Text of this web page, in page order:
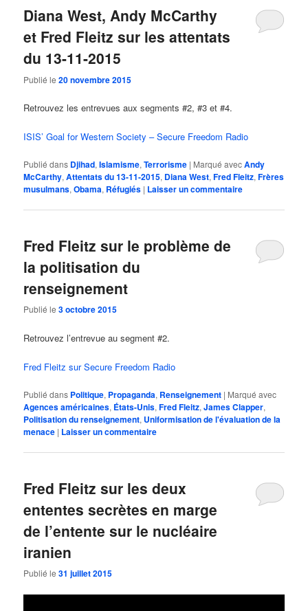
Diana West, Andy McCarthy
et Fred Fleitz sur les attentats
du 13-11-2015
Publié le20 novembre 2015
Retrouvez les entrevues aux segments #2, #3 et #4.
ISIS’ Goal for Western Society – Secure Freedom Radio
Publié dans Djihad,Islamisme,Terrorisme | Marqué avecAndy
McCarthy,Attentats du 13-11-2015, Diana West,Fred Fleitz,Frères
musulmans,Obama, Réfugiés | Laisser un commentaire
Fred Fleitz sur le problème de
la politisation du
renseignement
Publié le3 octobre 2015
Retrouvez l’entrevue au segment #2.
Fred Fleitz sur Secure Freedom Radio
Publié dans Politique, Propaganda, Renseignement | Marqué avec
Agences américaines, États-Unis,Fred Fleitz,James Clapper,
Politisation du renseignement, Uniformisation de l'évaluation de la
menace | Laisser un commentaire
Fred Fleitz sur les deux
ententes secrètes en marge
de l’entente sur le nucléaire
iranien
Publié le31 juillet 2015